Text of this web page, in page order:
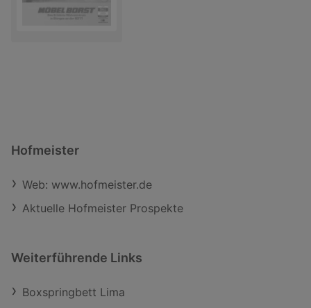
Hofmeister
Web: www.hofmeister.de
Aktuelle Hofmeister Prospekte
Weiterführende Links
Boxspringbett Lima